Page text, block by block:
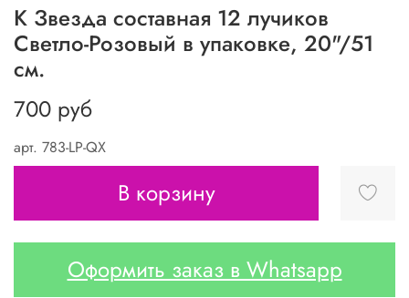
арт. 783-LP-QX
К Звезда составная 12 лучиков
Светло-Розовый в упаковке, 20"/51
см.
700 руб
В корзину
Оформить заказ в Whatsapp